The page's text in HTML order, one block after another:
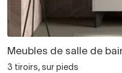
Meubles de salle de
3 tiroirs, sur pieds